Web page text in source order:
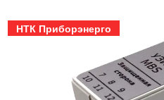
НТК Приборэнерго